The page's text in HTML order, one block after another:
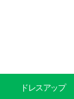
ドレスアップ